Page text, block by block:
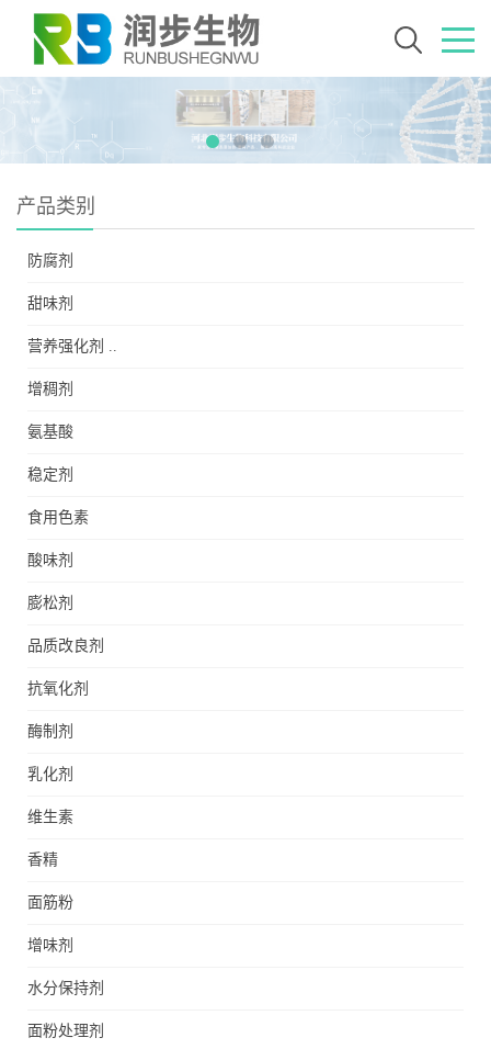
产品类别
防腐剂
甜味剂
营养强化剂 ..
增稠剂
氨基酸
稳定剂
食用色素
酸味剂
膨松剂
品质改良剂
抗氧化剂
酶制剂
乳化剂
维生素
香精
面筋粉
增味剂
水分保持剂
面粉处理剂